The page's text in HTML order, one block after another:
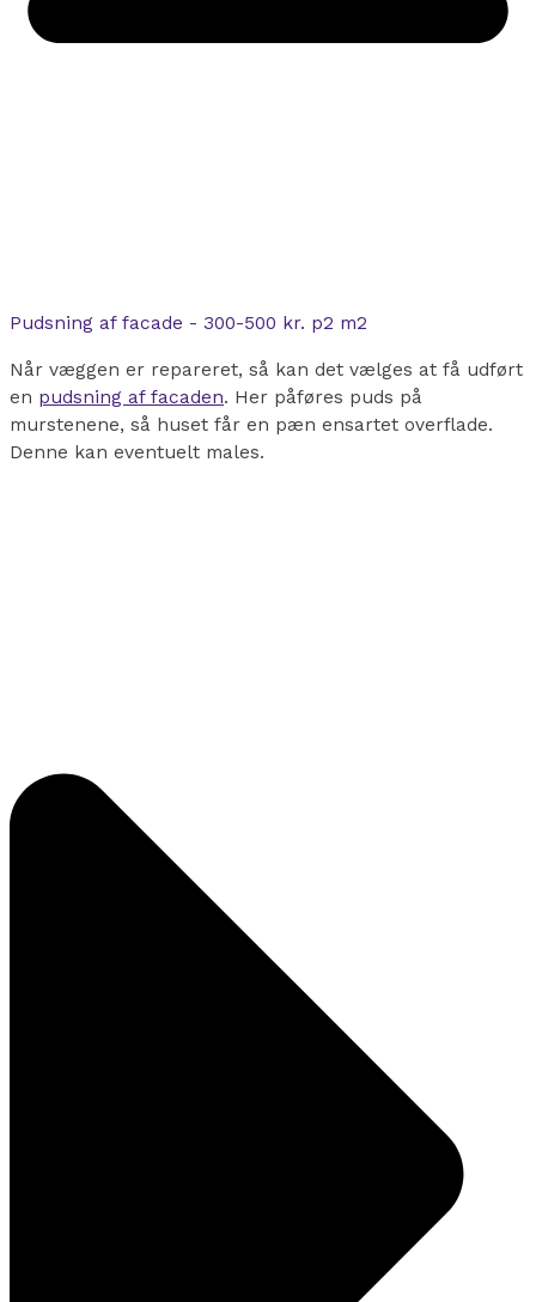
Pudsning af facade - 300-500 kr. p2 m2
Når væggen er repareret, så kan det vælges at få udført
en pudsning af facaden. Her påføres puds på
murstenene, så huset får en pæn ensartet overflade.
Denne kan eventuelt males.